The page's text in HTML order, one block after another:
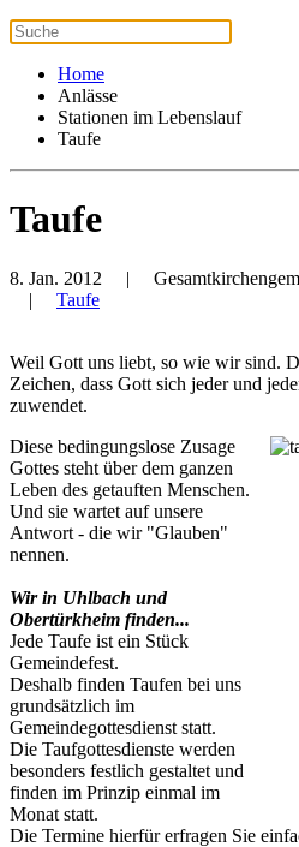
Home
Anlässe
Stationen im Lebenslauf
Taufe
Taufe
8. Jan. 2012 |
| Taufe
Weil Gott uns liebt, so wie wir sind.
Zeichen, dass Gott sich jeder und
zuwendet.
Diese bedingungslose Zusage
Gottes steht über dem ganzen
Leben des getauften Menschen.
Und sie wartet auf unsere
Antwort - die wir "Glauben"
nennen.
Wir in Uhlbach und
Obertürkheim finden...
Jede Taufe ist ein Stück
Gemeindefest.
Deshalb finden Taufen bei uns
grundsätzlich im
Gemeindegottesdienst statt.
Die Taufgottesdienste werden
besonders festlich gestaltet und
finden im Prinzip einmal im
Monat statt.
Die Termine hierfür erfragen Sie